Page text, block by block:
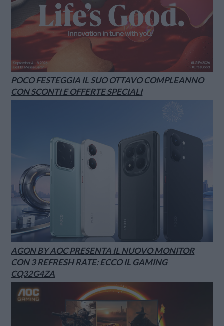
POCO FESTEGGIA IL SUO OTTAVO COMPLEANNO
CON SCONTI E OFFERTE SPECIALI
AGON BY AOC PRESENTA IL NUOVO MONITOR
CON 3 REFRESH RATE: ECCO IL GAMING
CQ32G4ZA